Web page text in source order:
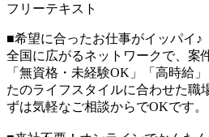
フリーテキスト
■希望に合ったお仕事がイッパイ♪
全国に広がるネットワークで、案
「無資格・未経験OK」「高時給
たのライフスタイルに合わせた職
ずは気軽なご相談からでOKです。